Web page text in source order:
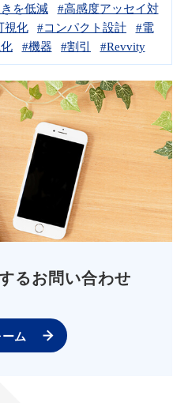
を低減
#高感度アッセイ対
視化 #コンパクト設計
#電
#機器 #割引 #Revvity
るお問い合わせ
ム